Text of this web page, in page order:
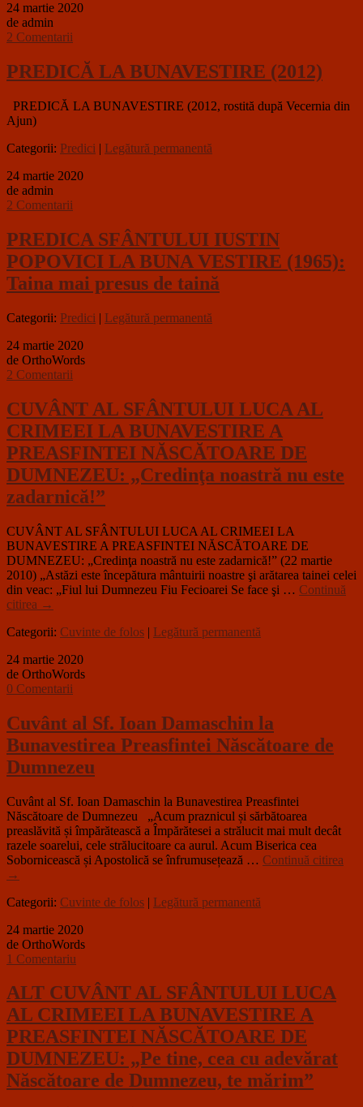
24 martie 2020
de admin
2 Comentarii
PREDICĂ LA BUNAVESTIRE (2012)
PREDICĂ LA BUNAVESTIRE (2012, rostită după Vecernia din
Ajun)
Categorii: Predici | Legătură permanentă
24 martie 2020
de admin
2 Comentarii
PREDICA SFÂNTULUI IUSTIN
POPOVICI LA BUNA VESTIRE (1965):
Taina mai presus de taină
Categorii: Predici | Legătură permanentă
24 martie 2020
de OrthoWords
2 Comentarii
CUVÂNT AL SFÂNTULUI LUCA AL
CRIMEEI LA BUNAVESTIRE A
PREASFINTEI NĂSCĂTOARE DE
DUMNEZEU: „Credinţa noastră nu este
zadarnică!”
CUVÂNT AL SFÂNTULUI LUCA AL CRIMEEI LA
BUNAVESTIRE A PREASFINTEI NĂSCĂTOARE DE
DUMNEZEU: „Credinţa noastră nu este zadarnică!” (22 martie
2010) „Astăzi este începătura mântuirii noastre şi arătarea tainei celei
din veac: „Fiul lui Dumnezeu Fiu Fecioarei Se face şi … Continuă
citirea →
Categorii: Cuvinte de folos | Legătură permanentă
24 martie 2020
de OrthoWords
0 Comentarii
Cuvânt al Sf. Ioan Damaschin la
Bunavestirea Preasfintei Născătoare de
Dumnezeu
Cuvânt al Sf. Ioan Damaschin la Bunavestirea Preasfintei
Născătoare de Dumnezeu „Acum praznicul și sărbătoarea
preaslăvită și împărătească a Împărătesei a strălucit mai mult decât
razele soarelui, cele strălucitoare ca aurul. Acum Biserica cea
Sobornicească și Apostolică se înfrumusețează … Continuă citirea
→
Categorii: Cuvinte de folos | Legătură permanentă
24 martie 2020
de OrthoWords
1 Comentariu
ALT CUVÂNT AL SFÂNTULUI LUCA
AL CRIMEEI LA BUNAVESTIRE A
PREASFINTEI NĂSCĂTOARE DE
DUMNEZEU: „Pe tine, cea cu adevărat
Născătoare de Dumnezeu, te mărim”